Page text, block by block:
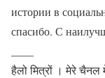
истории в
спасибо. С
हैलो मित्रों । मेरे